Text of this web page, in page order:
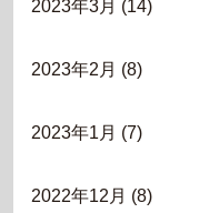
2023年3月 (14)
2023年2月 (8)
2023年1月 (7)
2022年12月 (8)